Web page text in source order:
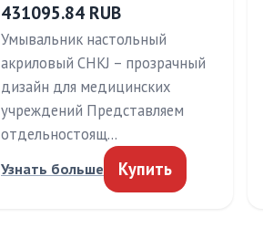
431095.84 RUB
Умывальник настольный
акриловый CHKJ – прозрачный
дизайн для медицинских
учреждений Представляем
отдельностоящ…
Узнать больше Купить